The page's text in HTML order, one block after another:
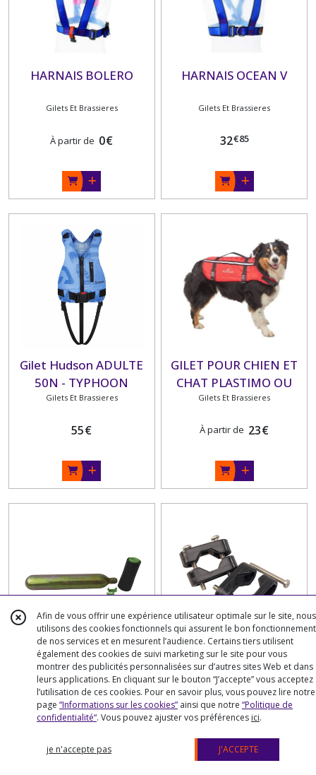
HARNAIS BOLERO
Gilets Et Brassieres
À partir de 0€
HARNAIS OCEAN V
Gilets Et Brassieres
32€85
Gilet Hudson ADULTE
50N - TYPHOON
Gilets Et Brassieres
55€
GILET POUR CHIEN ET
CHAT PLASTIMO OU
FORWATER
Gilets Et Brassieres
À partir de 23€
Kit de réarmement pour
bouée fer à cheval
gonflable automatique.
Recuperation Homme A La Mer
32€90
Kit de montage sur
balcon pour perche IOR
et bouée fer à cheval
gonflable.
Recuperation Homme A La Mer
7€80
Afin de vous offrir une expérience utilisateur optimale sur le site, nous
utilisons des cookies fonctionnels qui assurent le bon fonctionnement
de nos services et en mesurent l’audience. Certains tiers utilisent
également des cookies de suivi marketing sur le site pour vous
montrer des publicités personnalisées sur d’autres sites Web et dans
leurs applications. En cliquant sur le bouton “J’accepte” vous acceptez
l’utilisation de ces cookies. Pour en savoir plus, vous pouvez lire notre
page “Informations sur les cookies” ainsi que notre “Politique de
confidentialité“. Vous pouvez ajuster vos préférences ici.
je n'accepte pas J'ACCEPTE